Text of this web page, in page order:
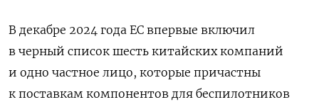
В декабре 2024 года ЕС впервые включил
в черный список шесть китайских компаний
и одно частное лицо, которые причастны
к поставкам компонентов для беспилотников